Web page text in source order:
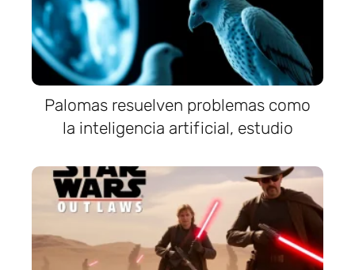
Palomas resuelven problemas como
la inteligencia artificial, estudio